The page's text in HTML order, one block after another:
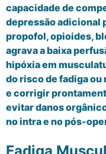
capacidade de
depressão adicional
propofol, opioides,
agrava a baixa
hipóxia em
do risco de fadiga
e corrigir
evitar danos
no intra e no pós-
Fadiga